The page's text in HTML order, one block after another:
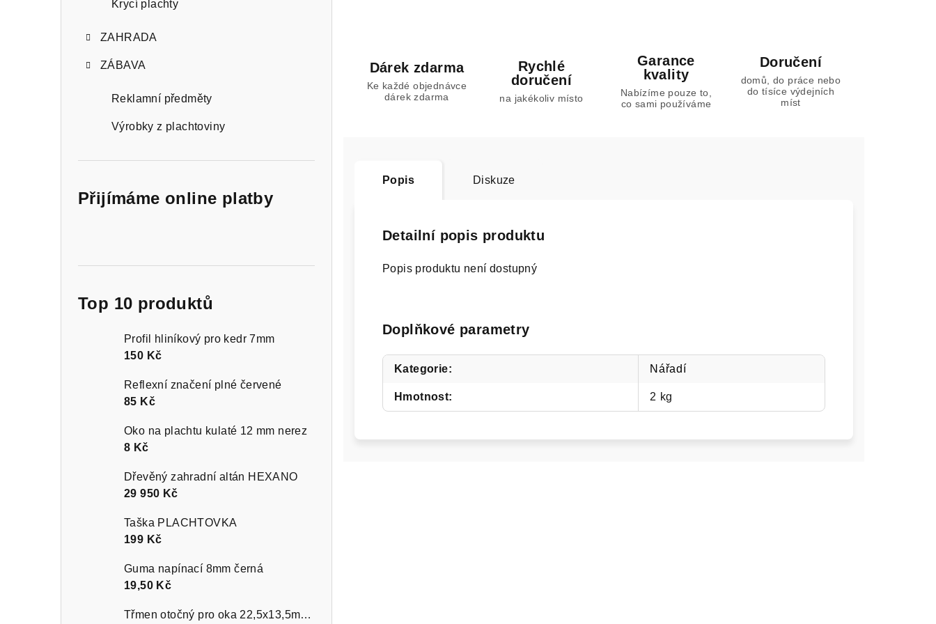
Krycí plachty
ZAHRADA
ZÁBAVA
Reklamní předměty
Výrobky z plachtoviny
Přijímáme online platby
Top 10 produktů
Profil hliníkový pro kedr 7mm
150 Kč
Reflexní značení plné červené
85 Kč
Oko na plachtu kulaté 12 mm nerez
8 Kč
Dřevěný zahradní altán HEXANO
29 950 Kč
Taška PLACHTOVKA
199 Kč
Guma napínací 8mm černá
19,50 Kč
Třmen otočný pro oka 22,5x13,5mm nikl
Dárek zdarma
Ke každé objednávce
dárek zdarma
Rychlé
doručení
na jakékoliv místo
Garance
kvality
Nabízíme pouze to,
co sami používáme
Doručení
domů, do práce nebo
do tísíce výdejních
míst
Popis Diskuze
Detailní popis produktu
Popis produktu není dostupný
Doplňkové parametry
Kategorie: Nářadí
Hmotnost: 2 kg